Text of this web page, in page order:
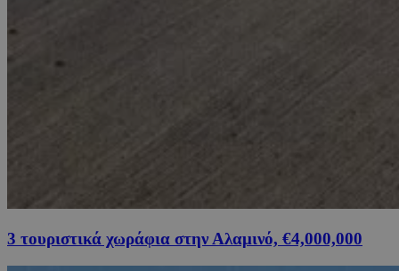
3 τουριστικά χωράφια στην Αλαμινό, €4,000,000